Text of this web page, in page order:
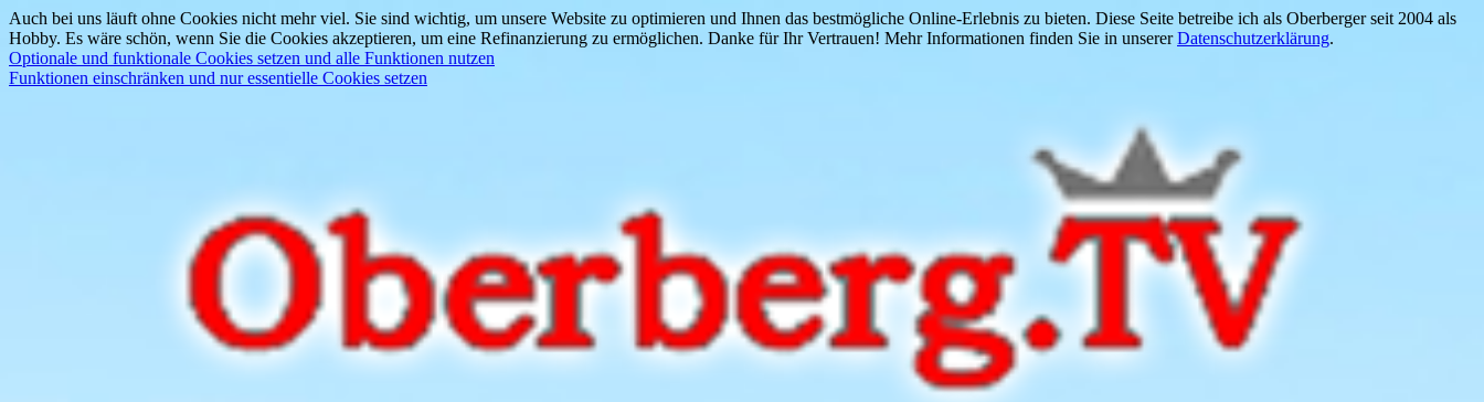
Auch bei uns läuft ohne Cookies nicht mehr viel. Sie sind wichtig, um unsere Website zu optimieren und Ihnen das bestmögliche Online-Erlebnis zu bieten. Diese Seite betreibe ich als Oberberger seit 2004 als
Hobby. Es wäre schön, wenn Sie die Cookies akzeptieren, um eine Refinanzierung zu ermöglichen. Danke für Ihr Vertrauen! Mehr Informationen finden Sie in unsererDatenschutzerklärung.
Optionale und funktionale Cookies setzen und alle Funktionen nutzen
Funktionen einschränken und nur essentielle Cookies setzen